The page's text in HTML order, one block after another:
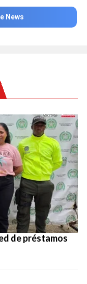
News
de préstamos